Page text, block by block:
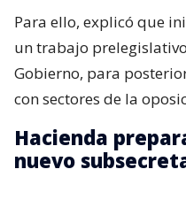
Para ello, explicó que
un trabajo
Gobierno, para
con sectores de la
Hacienda
nuevo